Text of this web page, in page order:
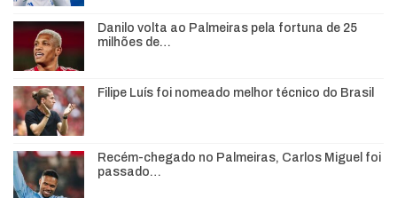
Danilo volta ao Palmeiras pela fortuna de 25
milhões de…
Filipe Luís foi nomeado melhor técnico do Brasil
Recém-chegado no Palmeiras, Carlos Miguel foi
passado…